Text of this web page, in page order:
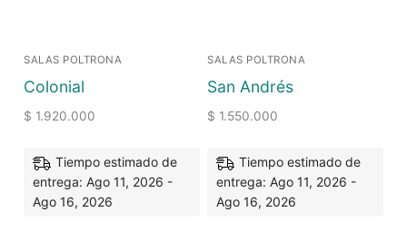
SALAS POLTRONA
Colonial
$ 1.920.000
Tiempo estimado de
entrega: Ago 11, 2026 -
Ago 16, 2026
SALAS POLTRONA
San Andrés
$ 1.550.000
Tiempo estimado de
entrega: Ago 11, 2026 -
Ago 16, 2026